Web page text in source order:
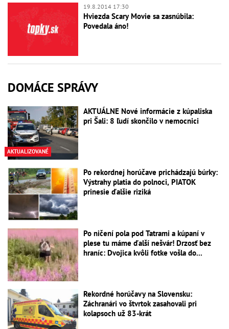
19.8.2014 17:30
Hviezda Scary Movie sa zasnúbila:
Povedala áno!
DOMÁCE SPRÁVY
AKTUALIZOVANÉ
AKTUÁLNE Nové informácie z kúpaliska
pri Šali: 8 ľudí skončilo v nemocnici
Po rekordnej horúčave prichádzajú búrky:
Výstrahy platia do polnoci, PIATOK
prinesie ďalšie riziká
Po ničení pola pod Tatrami a kúpaní v
plese tu máme ďalší nešvár! Drzosť bez
hraníc: Dvojica kvôli fotke vošla do...
Rekordné horúčavy na Slovensku:
Záchranári vo štvrtok zasahovali pri
kolapsoch už 83-krát